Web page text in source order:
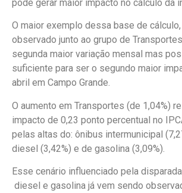
pode gerar maior impacto no cálculo da
O maior exemplo dessa base de cálculo,
observado junto ao grupo de
segunda maior variação mensal mas
suficiente para ser o segundo maior
abril em Campo Grande.
O aumento em Transportes (de 1,04%)
impacto de 0,23 ponto percentual no
pelas altas do: ônibus intermunicipal
diesel (3,42%) e de gasolina (3,09%).
Esse cenário influenciado pela
diesel e gasolina já vem sendo